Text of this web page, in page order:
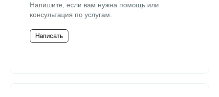
Напишите, если вам нужна помощь или
консультация по услугам.
Написать